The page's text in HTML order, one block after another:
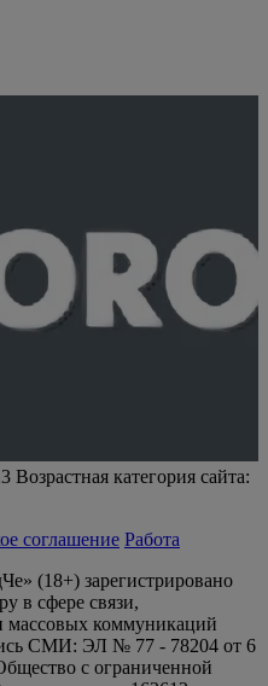
категория сайта:
соглашение Работа
(18+) зарегистрировано
в сфере связи,
коммуникаций
СМИ: ЭЛ № 77 - 78204 от 6
с ограниченной